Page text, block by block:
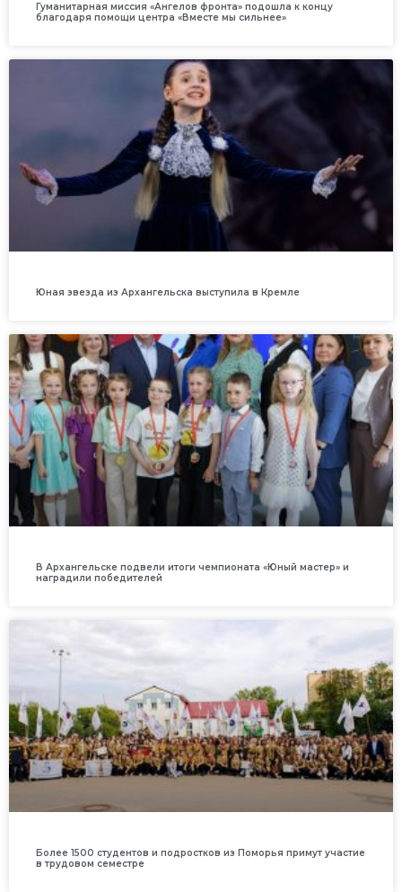
Гуманитарная миссия «Ангелов фронта» подошла к концу
благодаря помощи центра «Вместе мы сильнее»
Юная звезда из Архангельска выступила в Кремле
В Архангельске подвели итоги чемпионата «Юный мастер» и
наградили победителей
Более 1500 студентов и подростков из Поморья примут участие
в трудовом семестре